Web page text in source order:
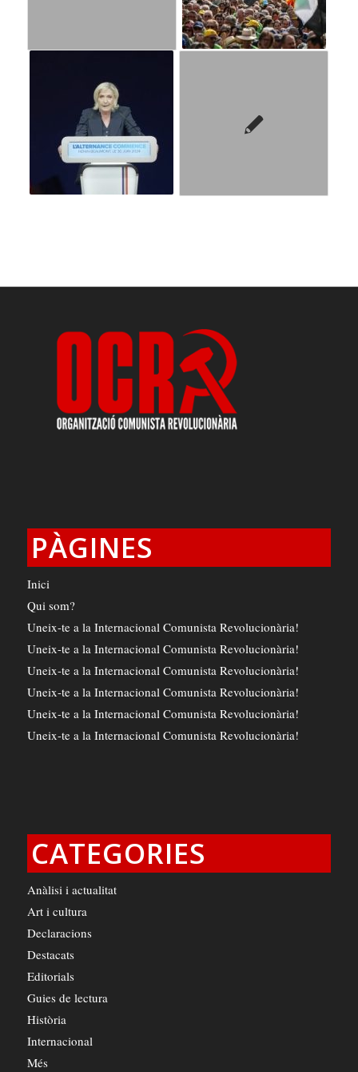
PÀGINES
Inici
Qui som?
Uneix-te a la Internacional Comunista Revolucionària!
Uneix-te a la Internacional Comunista Revolucionària!
Uneix-te a la Internacional Comunista Revolucionària!
Uneix-te a la Internacional Comunista Revolucionària!
Uneix-te a la Internacional Comunista Revolucionària!
Uneix-te a la Internacional Comunista Revolucionària!
CATEGORIES
Anàlisi i actualitat
Art i cultura
Declaracions
Destacats
Editorials
Guies de lectura
Història
Internacional
Més